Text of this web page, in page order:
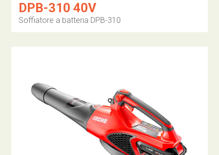
DPB-310 40V
Soffiatore a batteria DPB-310